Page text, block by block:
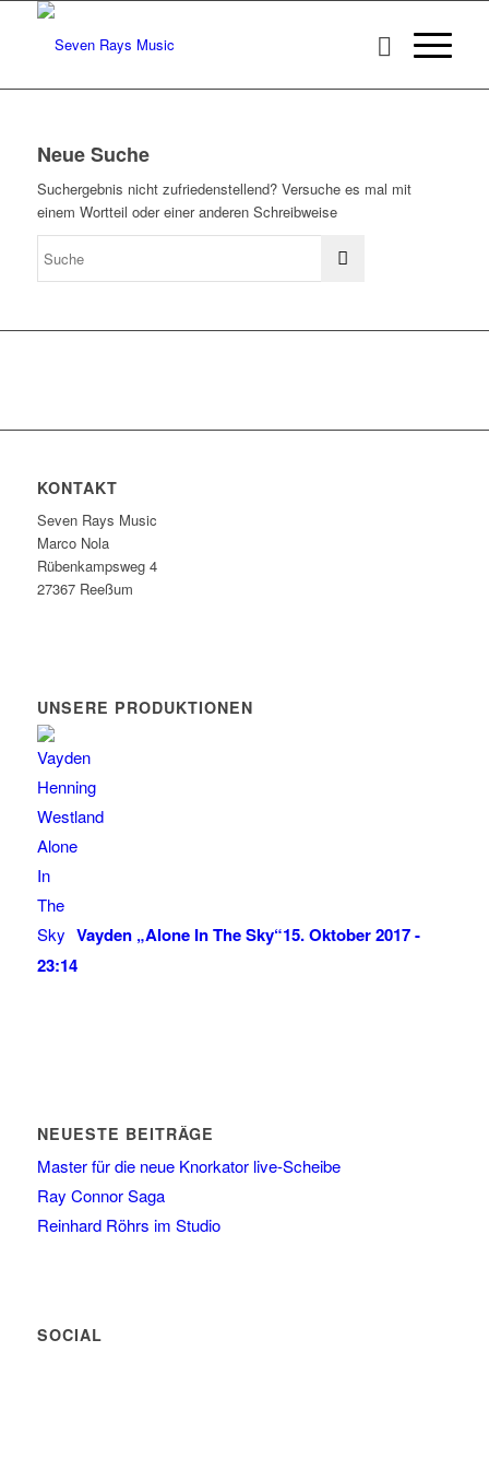
Neue Suche
Suchergebnis nicht zufriedenstellend? Versuche es mal mit
einem Wortteil oder einer anderen Schreibweise
KONTAKT
Seven Rays Music
Marco Nola
Rübenkampsweg 4
27367 Reeßum
UNSERE PRODUKTIONEN
Vayden „Alone In The Sky“15. Oktober 2017 -
23:14
NEUESTE BEITRÄGE
Master für die neue Knorkator live-Scheibe
Ray Connor Saga
Reinhard Röhrs im Studio
SOCIAL